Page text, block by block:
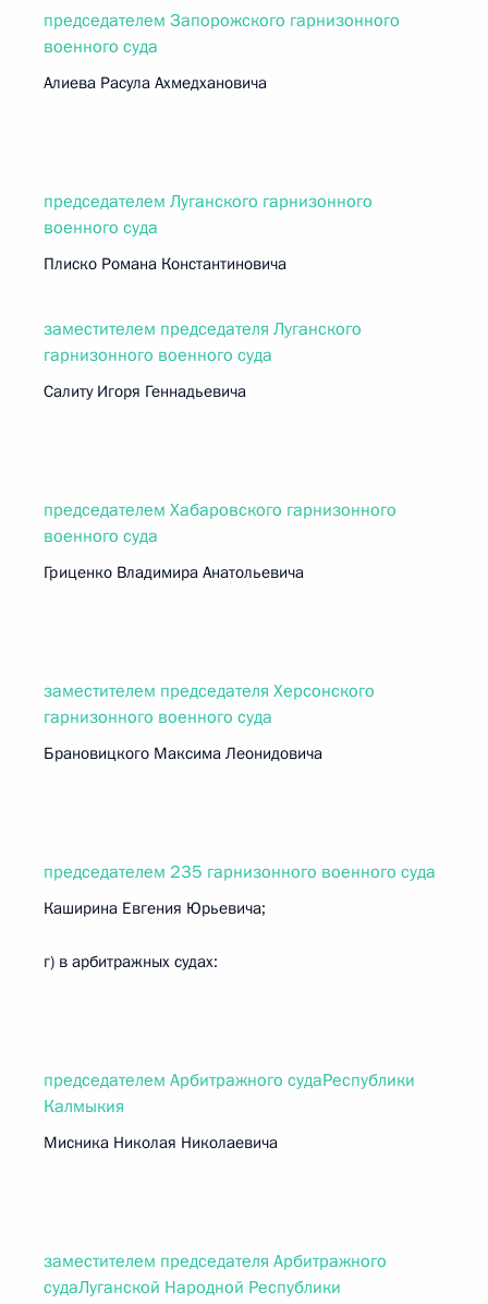
председателем Запорожского гарнизонного
военного суда
Алиева Расула Ахмедхановича
председателем Луганского гарнизонного
военного суда
Плиско Романа Константиновича
заместителем председателя Луганского
гарнизонного военного суда
Салиту Игоря Геннадьевича
председателем Хабаровского гарнизонного
военного суда
Гриценко Владимира Анатольевича
заместителем председателя Херсонского
гарнизонного военного суда
Брановицкого Максима Леонидовича
председателем 235 гарнизонного военного суда
Каширина Евгения Юрьевича;
г) в арбитражных судах:
председателем Арбитражного судаРеспублики
Калмыкия
Мисника Николая Николаевича
заместителем председателя Арбитражного
судаЛуганской Народной Республики